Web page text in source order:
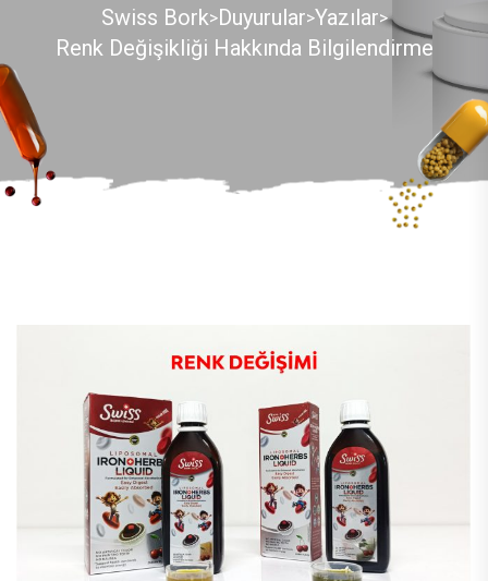
Swiss Bork>Duyurular>Yazılar>
Renk Değişikliği Hakkında Bilgilendirme